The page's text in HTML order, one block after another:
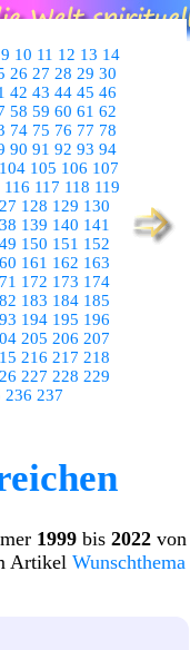
9 10 11 12 13 14
26 27 28 29 30
42 43 44 45 46
58 59 60 61 62
74 75 76 77 78
90 91 92 93 94
104 105 106 107
116 117 118 119
128 129 130
139 140 141
150 151 152
161 162 163
172 173 174
183 184 185
194 195 196
205 206 207
216 217 218
227 228 229
236 237
1999 bis 2022 von
Artikel Wunschthema